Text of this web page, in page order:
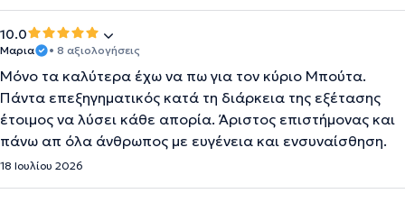
10.0
Μαρια • 8 αξιολογήσεις
Μόνο τα καλύτερα έχω να πω για τον κύριο Μπούτα.
Πάντα επεξηγηματικός κατά τη διάρκεια της εξέτασης
έτοιμος να λύσει κάθε απορία. Άριστος επιστήμονας και
πάνω απ όλα άνθρωπος με ευγένεια και ενσυναίσθηση.
18 Ιουλίου 2026